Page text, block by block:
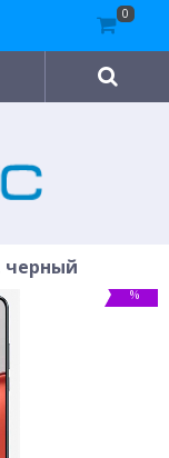
черный
%
0